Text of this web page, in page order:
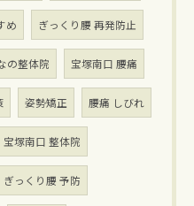
め ぎっくり腰 再発防止
の整体院 宝塚南口 腰痛
姿勢矯正 腰痛 しびれ
宝塚南口 整体院
ぎっくり腰 予防